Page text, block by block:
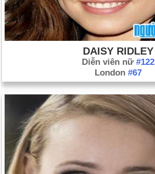
DAISY RIDLEY
Diễn viên nữ #122
London #67